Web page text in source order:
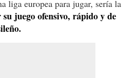
liga europea para jugar, sería la
juego ofensivo, rápido y de